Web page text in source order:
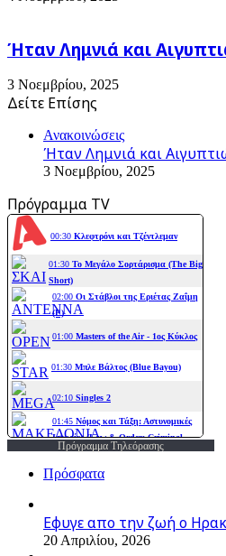
Ήταν Λημνιά και
3 Νοεμβρίου, 2025
Δείτε Επίσης
Ανακοινώσεις
Ήταν Λημνιά και
3 Νοεμβρίου, 2025
Πρόγραμμα TV
Πρόγραμμα Τηλεόρασης
Πρόσφατα
Εφυγε απο την ζωή o
20 Απριλίου, 2026